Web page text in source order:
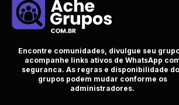
Encontre comunidades, divulgue seu
acompanhe links ativos de WhatsApp
seguranca. As regras e disponibilidade
grupos podem mudar conforme os
administradores.